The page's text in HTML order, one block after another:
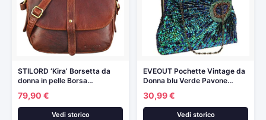
STILORD ‘Kira’ Borsetta da
donna in pelle Borsa…
79,90 €
Vedi storico
EVEOUT Pochette Vintage da
Donna blu Verde Pavone…
30,99 €
Vedi storico